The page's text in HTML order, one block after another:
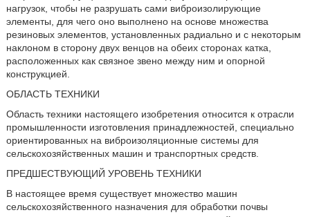
нагрузок, чтобы не разрушать сами виброизолирующие
элементы, для чего оно выполнено на основе множества
резиновых элементов, установленных радиально и с некоторым
наклоном в сторону двух венцов на обеих сторонах катка,
расположенных как связное звено между ним и опорной
конструкцией.
ОБЛАСТЬ ТЕХНИКИ
Область техники настоящего изобретения относится к отрасли
промышленности изготовления принадлежностей, специально
ориентированных на виброизоляционные системы для
сельскохозяйственных машин и транспортных средств.
ПРЕДШЕСТВУЮЩИЙ УРОВЕНЬ ТЕХНИКИ
В настоящее время существует множество машин
сельскохозяйственного назначения для обработки почвы